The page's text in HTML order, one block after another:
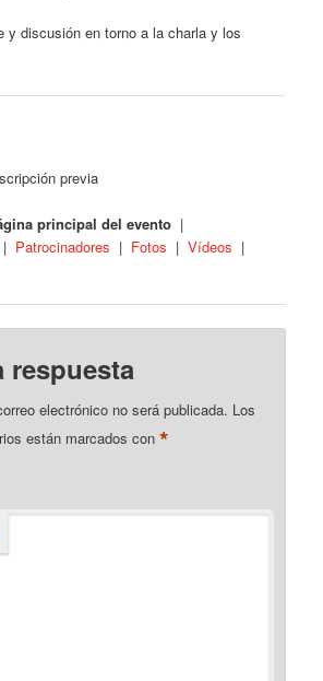
y discusión en torno a la charla y los
previa
principal del evento |
Patrocinadores | Fotos | Vídeos |
respuesta
electrónico no será publicada. Los
están marcados con*